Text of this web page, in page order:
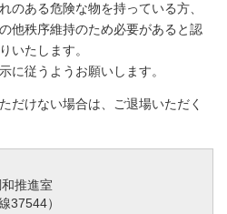
のある危険な物を持っている方、
他秩序維持のため必要があると認
いたします。
に従うようお願いします。
だけない場合は、ご退場いただく
推進室
37544）